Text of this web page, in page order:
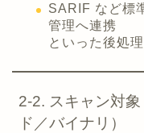
SARIF など標
管理へ連携
といった後処
2-2. スキャン対
ド／バイナリ）